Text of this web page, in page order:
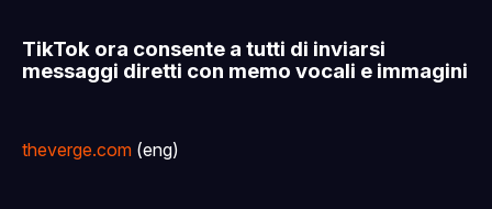
TikTok ora consente a tutti di inviarsi
messaggi diretti con memo vocali e immagini
theverge.com (eng)